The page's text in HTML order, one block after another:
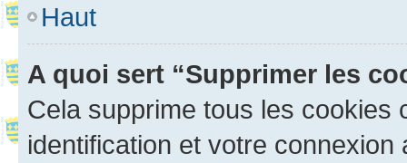
Haut
A quoi sert “Supprimer les
Cela supprime tous les cookies
identification et votre